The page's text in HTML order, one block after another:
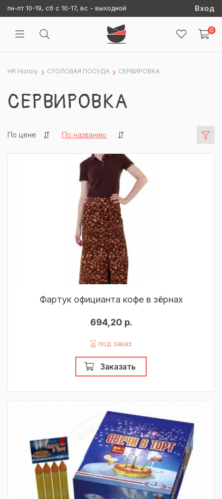
пн-пт 10-19, сб с 10-17, вс - выходной Вход
0
HR History СТОЛОВАЯ ПОСУДА СЕРВИРОВКА
СЕРВИРОВКА
Фартук официанта кофе в зёрнах
694,20 р.
под заказ
Заказать